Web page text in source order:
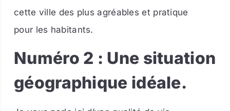
cette ville des plus agréables et pratique
pour les habitants.
Numéro 2 : Une situation
géographique idéale.